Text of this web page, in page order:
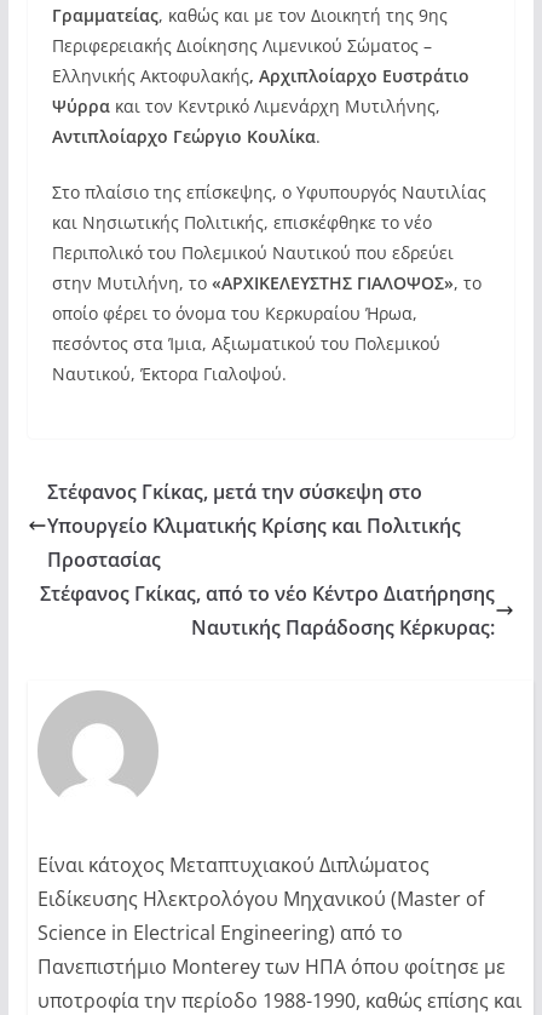
Γραμματείας, καθώς και με τον Διοικητή της 9ης
Περιφερειακής Διοίκησης Λιμενικού Σώματος –
Ελληνικής Ακτοφυλακής, Αρχιπλοίαρχο Ευστράτιο
Ψύρρακαι τον Κεντρικό Λιμενάρχη Μυτιλήνης,
Αντιπλοίαρχο Γεώργιο Κουλίκα.
Στο πλαίσιο της επίσκεψης, ο Υφυπουργός Ναυτιλίας
και Νησιωτικής Πολιτικής, επισκέφθηκε το νέο
Περιπολικό του Πολεμικού Ναυτικού που εδρεύει
στην Μυτιλήνη, το «ΑΡΧΙΚΕΛΕΥΣΤΗΣ ΓΙΑΛΟΨΟΣ», το
οποίο φέρει το όνομα του Κερκυραίου Ήρωα,
πεσόντος στα Ίμια, Αξιωματικού του Πολεμικού
Ναυτικού, Έκτορα Γιαλοψού.
Στέφανος Γκίκας, μετά την σύσκεψη στο
Υπουργείο Κλιματικής Κρίσης και Πολιτικής
Προστασίας
Στέφανος Γκίκας, από το νέο Κέντρο Διατήρησης
Ναυτικής Παράδοσης Κέρκυρας:
Είναι κάτοχος Μεταπτυχιακού Διπλώματος
Ειδίκευσης Ηλεκτρολόγου Μηχανικού (Master of
Science in Electrical Engineering) από το
Πανεπιστήμιο Monterey των ΗΠΑ όπου φοίτησε με
υποτροφία την περίοδο 1988-1990, καθώς επίσης και